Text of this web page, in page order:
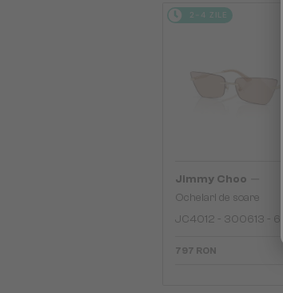
2-4 ZILE
Jimmy Choo
Ochelari de soare
JC4012 - 300613 - 60
797 RON